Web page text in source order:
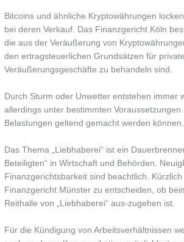
Bitcoins und ähnliche Kryptowährungen
bei deren Verkauf. Das Finanzgericht Köln
die aus der Veräußerung von
den ertragsteuerlichen Grundsätzen für private
Veräußerungsgeschäfte zu behandeln sind.
Durch Sturm oder Unwetter entstehen immer
allerdings unter bestimmten
Belastungen geltend gemacht werden können.
Das Thema „Liebhaberei“ ist ein
Beteiligten“ in Wirtschaft und Behörden.
Finanzgerichtsbarkeit sind beachtlich.
Finanzgericht Münster zu entscheiden, ob
Reithalle von „Liebhaberei“ aus-zugehen ist.
Für die Kündigung von Arbeitsverhältnissen